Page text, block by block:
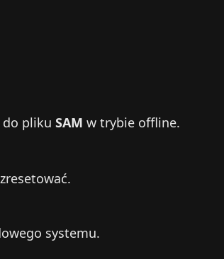
pliku SAM w trybie offline.
systemu.